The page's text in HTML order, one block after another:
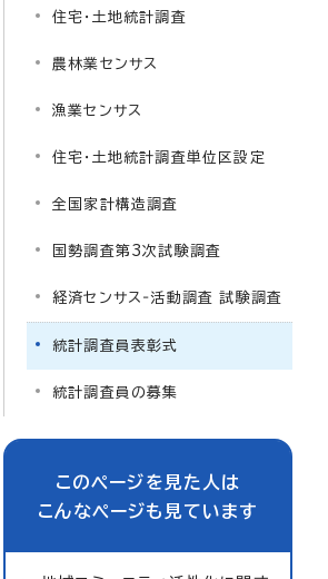
住宅・土地統計調査
農林業センサス
漁業センサス
住宅・土地統計調査単位区設定
全国家計構造調査
国勢調査第3次試験調査
経済センサス‐活動調査 試験調査
統計調査員表彰式
統計調査員の募集
このページを見た人は
こんなページも見ています